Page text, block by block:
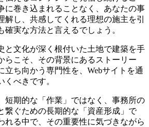
に巻き込まれることなく、あなたの事
解し、共感してくれる理想の施主を引
確実な方法と言えるでしょう。
と文化が深く根付いた土地で建築を手
らこそ、その背景にあるストーリー
立ち向かう専門性を、Webサイトを通
くべきです。
短期的な「作業」ではなく、事務所の
繋ぐための長期的な「資産形成」で
れる中で、その重要性に気づきながら